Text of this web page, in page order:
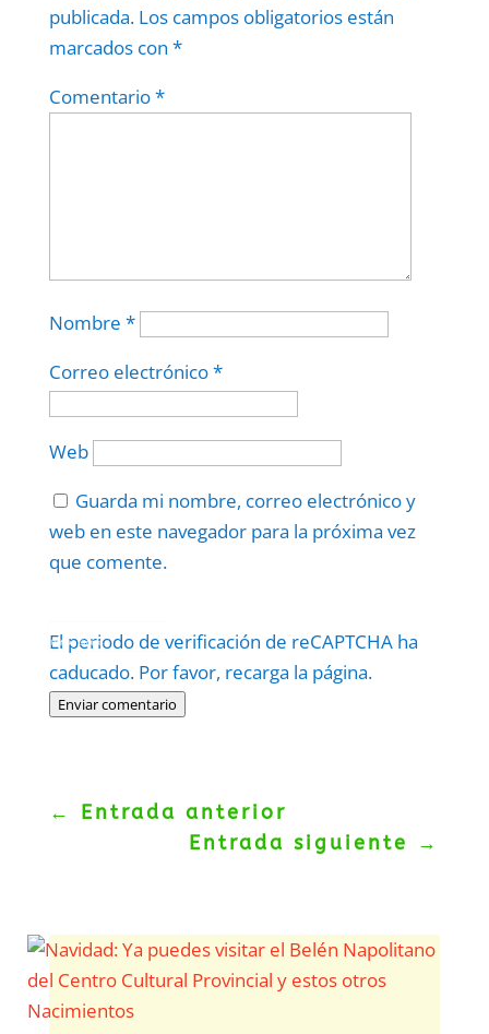
publicada. Los campos obligatorios están
marcados con *
Comentario*
Nombre *
Correo electrónico*
Web
Guarda mi nombre, correo electrónico y
web en este navegador para la próxima vez
que comente.
El periodo de verificación de reCAPTCHA ha
caducado. Por favor, recarga la página.
Enviar comentario
Politica–Términos.
← Entrada anterior
Entrada siguiente
→